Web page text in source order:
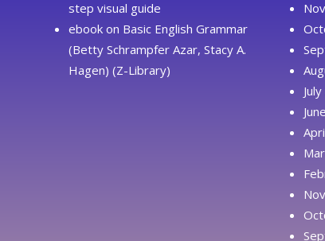
step visual guide
ebook on Basic English Grammar
(Betty Schrampfer Azar, Stacy A.
Hagen) (Z-Library)